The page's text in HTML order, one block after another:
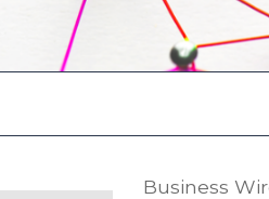
Business